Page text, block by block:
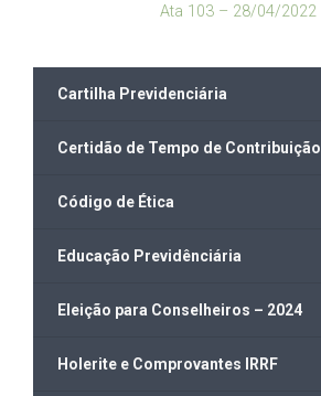
Ata 103 – 28/04/2022
Cartilha Previdenciária
Certidão de Tempo de Contribuição
Código de Ética
Educação Previdênciária
Eleição para Conselheiros – 2024
Holerite e Comprovantes IRRF